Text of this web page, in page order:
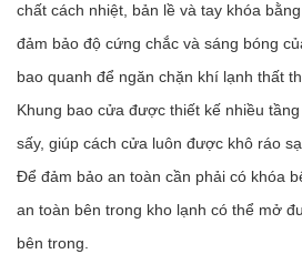
chất cách nhiệt, bản lề và tay khóa
đảm bảo độ cứng chắc và sáng bóng
bao quanh để ngăn chặn khí lạnh thất
Khung bao cửa được thiết kế nhiều
sấy, giúp cách cửa luôn được khô ráo
Để đảm bảo an toàn cần phải có khóa
an toàn bên trong kho lạnh có thể mở
bên trong.